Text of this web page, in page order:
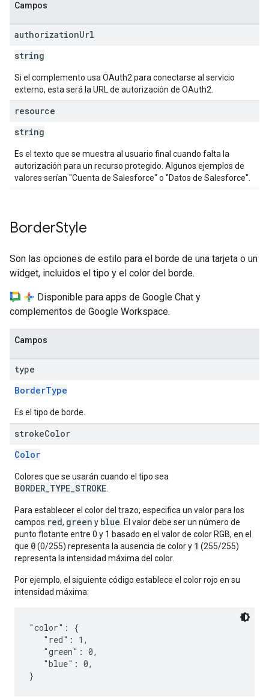
Campos
authorizationUrl
string
Si el complemento usa OAuth2 para conectarse al servicio
externo, esta será la URL de autorización de OAuth2.
resource
string
Es el texto que se muestra al usuario final cuando falta la
autorización para un recurso protegido. Algunos ejemplos de
valores serían "Cuenta de Salesforce" o "Datos de Salesforce".
BorderStyle
Son las opciones de estilo para el borde de una tarjeta o un
widget, incluidos el tipo y el color del borde.
Disponible para apps de Google Chat y
complementos de Google Workspace.
Campos
type
BorderType
Es el tipo de borde.
strokeColor
Color
Colores que se usarán cuando el tipo sea
BORDER_TYPE_STROKE
Para establecer el color del trazo, especifica un valor para los
campos red, green y blue . El valor debe ser un número de
punto flotante entre 0 y 1 basado en el valor de color RGB, en el
que 0(0/255) representa la ausencia de color y 1 (255/255)
representa la intensidad máxima del color.
Por ejemplo, el siguiente código establece el color rojo en su
intensidad máxima:
"color": {
   "red": 1,
   "green": 0,
   "blue": 0,